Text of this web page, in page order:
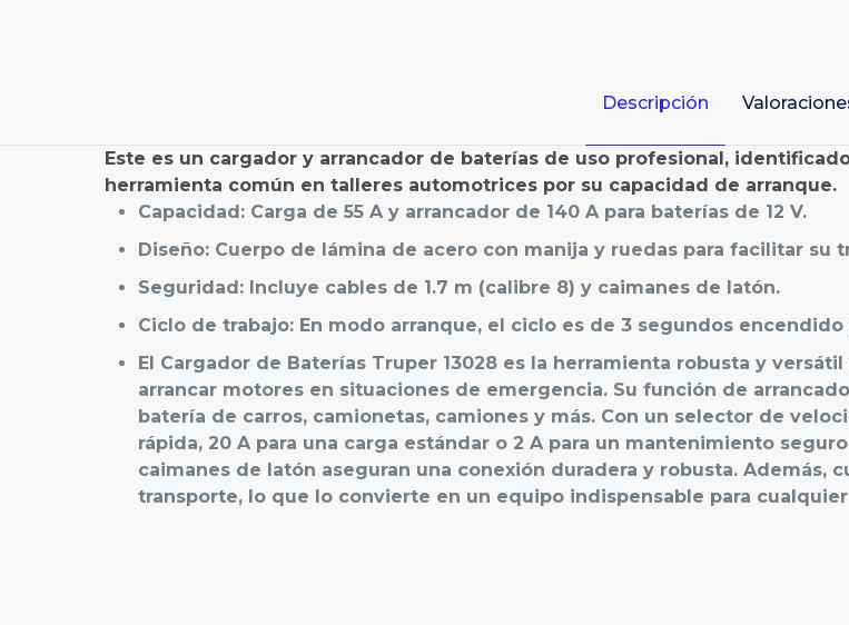
Descripción
Este es un cargador y arrancador de baterías de uso profesional,
herramienta común en talleres automotrices por su capacidad de arranque.
Capacidad: Carga de 55 A y arrancador de 140 A para baterías de 12 V.
Diseño: Cuerpo de lámina de acero con manija y ruedas para facilitar su
Seguridad: Incluye cables de 1.7 m (calibre 8) y caimanes de latón.
Ciclo de trabajo: En modo arranque, el ciclo es de 3 segundos
El Cargador de Baterías Truper 13028 es la herramienta robusta y
arrancar motores en situaciones de emergencia. Su función de
batería de carros, camionetas, camiones y más. Con un selector de
rápida, 20 A para una carga estándar o 2 A para un mantenimiento
caimanes de latón aseguran una conexión duradera y robusta. Además,
transporte, lo que lo convierte en un equipo indispensable para